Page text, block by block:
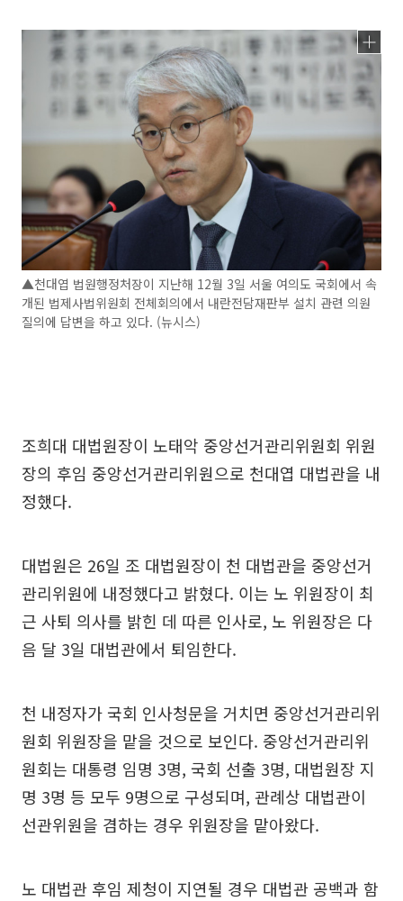
▲천대엽 법원행정처장이 지난해 12월 3일 서울 여의도 국회에서 속
개된 법제사법위원회 전체회의에서 내란전담재판부 설치 관련 의원
질의에 답변을 하고 있다. (뉴시스)
조희대 대법원장이 노태악 중앙선거관리위원회 위원
장의 후임 중앙선거관리위원으로 천대엽 대법관을 내
정했다.
대법원은 26일 조 대법원장이 천 대법관을 중앙선거
관리위원에 내정했다고 밝혔다. 이는 노 위원장이 최
근 사퇴 의사를 밝힌 데 따른 인사로, 노 위원장은 다
음 달 3일 대법관에서 퇴임한다.
천 내정자가 국회 인사청문을 거치면 중앙선거관리위
원회 위원장을 맡을 것으로 보인다. 중앙선거관리위
원회는 대통령 임명 3명, 국회 선출 3명, 대법원장 지
명 3명 등 모두 9명으로 구성되며, 관례상 대법관이
선관위원을 겸하는 경우 위원장을 맡아왔다.
노 대법관 후임 제청이 지연될 경우 대법관 공백과 함